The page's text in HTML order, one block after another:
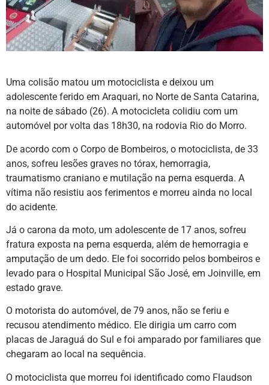
Uma colisão matou um motociclista e deixou um
adolescente ferido em Araquari, no Norte de Santa Catarina,
na noite de sábado (26). A motocicleta colidiu com um
automóvel por volta das 18h30, na rodovia Rio do Morro.
De acordo com o Corpo de Bombeiros, o motociclista, de 33
anos, sofreu lesões graves no tórax, hemorragia,
traumatismo craniano e mutilação na perna esquerda. A
vítima não resistiu aos ferimentos e morreu ainda no local
do acidente.
Já o carona da moto, um adolescente de 17 anos, sofreu
fratura exposta na perna esquerda, além de hemorragia e
amputação de um dedo. Ele foi socorrido pelos bombeiros e
levado para o Hospital Municipal São José, em Joinville, em
estado grave.
O motorista do automóvel, de 79 anos, não se feriu e
recusou atendimento médico. Ele dirigia um carro com
placas de Jaraguá do Sul e foi amparado por familiares que
chegaram ao local na sequência.
O motociclista que morreu foi identificado como Flaudson